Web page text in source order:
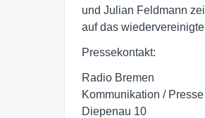
und Julian Feldmann
auf das
Pressekontakt:
Radio Bremen
Kommunikation / Presse
Diepenau 10